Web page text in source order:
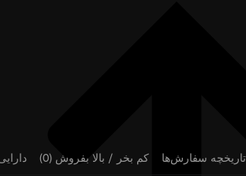
تاریخچه سفارش‌ها کم بخر / بالا بفروش (0)